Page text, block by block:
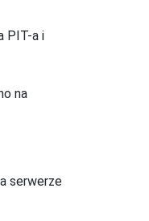
PIT-a i
na
serwerze